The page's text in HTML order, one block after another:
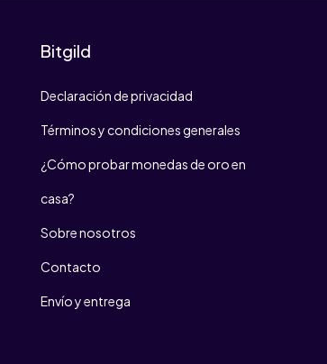
Bitgild
Declaración de privacidad
Términos y condiciones generales
¿Cómo probar monedas de oro en
casa?
Sobre nosotros
Contacto
Envío y entrega